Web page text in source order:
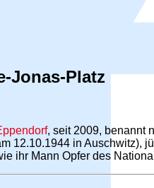
Jonas-Platz
, seit 2009, benannt
12.10.1944 in Auschwitz),
ihr Mann Opfer des